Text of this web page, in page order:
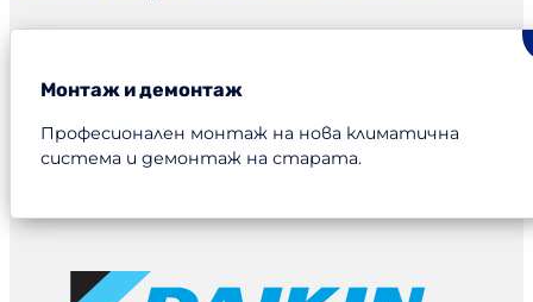
Монтаж и демонтаж
Професионален монтаж на нова климатична
система и демонтаж на старата.